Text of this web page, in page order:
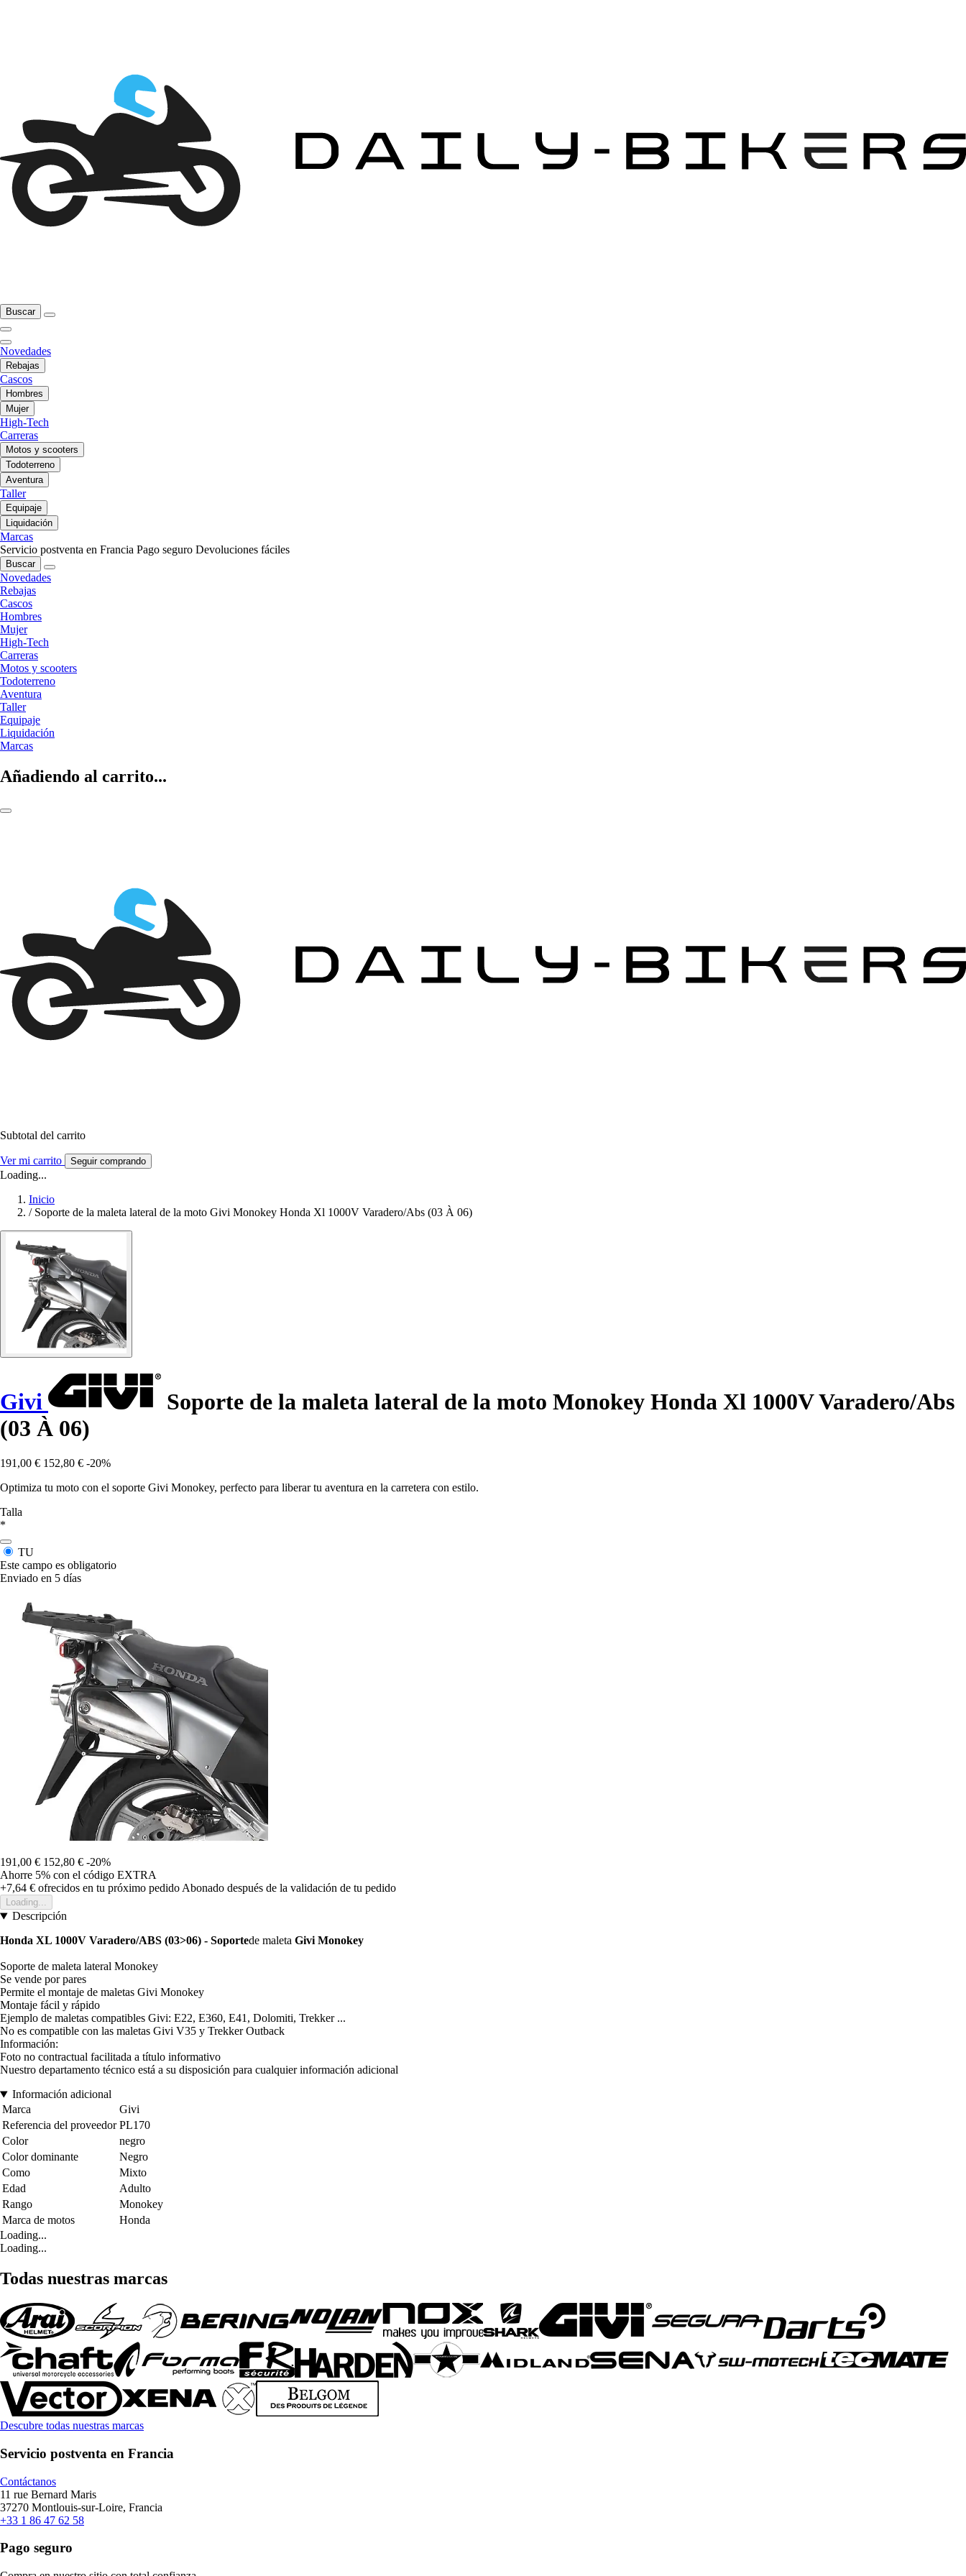
Buscar
Novedades
Rebajas
Cascos
Hombres
Mujer
High-Tech
Carreras
Motos y scooters
Todoterreno
Aventura
Taller
Equipaje
Liquidación
Marcas
Servicio postventa en Francia Pago seguro Devoluciones fáciles
Buscar
Novedades
Rebajas
Cascos
Hombres
Mujer
High-Tech
Carreras
Motos y scooters
Todoterreno
Aventura
Taller
Equipaje
Liquidación
Marcas
Añadiendo al carrito...
Subtotal del carrito
Ver mi carrito Seguir comprando
Loading...
Inicio
/ Soporte de la maleta lateral de la moto Givi Monokey Honda Xl 1000V Varadero/Abs (03 À 06)
Givi
Soporte de la maleta lateral de la moto Monokey Honda Xl 1000V Varadero/Abs
(03 À 06)
191,00 € 152,80 € -20%
Optimiza tu moto con el soporte Givi Monokey, perfecto para liberar tu aventura en la carretera con estilo.
Talla
*
TU
Este campo es obligatorio
Enviado en 5 días
191,00 € 152,80 € -20%
Ahorre 5% con el código EXTRA
+7,64 € ofrecidos en tu próximo pedido Abonado después de la validación de tu pedido
Loading...
Descripción
Honda XL 1000V Varadero/ABS (03>06) - Soportede maleta Givi Monokey
Soporte de maleta lateral Monokey
Se vende por pares
Permite el montaje de maletas Givi Monokey
Montaje fácil y rápido
Ejemplo de maletas compatibles Givi: E22, E360, E41, Dolomiti, Trekker ...
No es compatible con las maletas Givi V35 y Trekker Outback
Información:
Foto no contractual facilitada a título informativo
Nuestro departamento técnico está a su disposición para cualquier información adicional
Información adicional
Marca
Givi
Referencia del proveedor PL170
Color
negro
Color dominante
Negro
Como
Mixto
Edad
Adulto
Rango
Monokey
Marca de motos
Honda
Loading...
Loading...
Todas nuestras marcas
Descubre todas nuestras marcas
Servicio postventa en Francia
Contáctanos
11 rue Bernard Maris
37270 Montlouis-sur-Loire, Francia
+33 1 86 47 62 58
Pago seguro